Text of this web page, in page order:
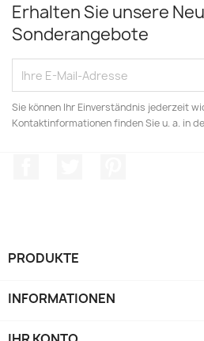
Erhalten Sie unsere
Sonderangebote
Sie können Ihr Einverständnis jederzeit
Kontaktinformationen finden Sie u. a. in
PRODUKTE
INFORMATIONEN